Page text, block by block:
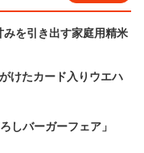
を引き出す家庭用精米
けたカード入りウエハ
しバーガーフェア」